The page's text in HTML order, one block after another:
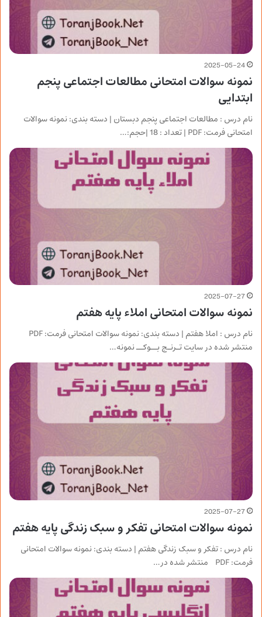
2025-05-24
نمونه سوالات امتحانی مطالعات اجتماعی پنجم
ابتدایی
نام درس : مطالعات اجتماعی پنجم دبستان | دسته بندی: نمونه سوالات
امتحانی فرمت: PDF | تعداد : 18 |حجم:…
2025-07-27
نمونه سوالات امتحانی املاء پایه هفتم
منتشر شده در سایت تـرنـج بــوکــ نمونه…
2025-07-27
نمونه سوالات امتحانی تفکر و سبک زندگی پایه هفتم
نام درس : تفکر و سبک زندگی هفتم | دسته بندی: نمونه سوالات امتحانی
فرمت: PDF منتشر شده در…